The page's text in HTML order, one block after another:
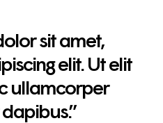
sit amet,
elit. Ut elit
ullamcorper